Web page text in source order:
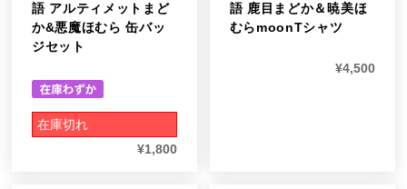
語 アルティメットまど
か&悪魔ほむら 缶バッ
ジセット
在庫切れ
¥1,800
語 鹿目まどか＆暁美ほ
むらmoonTシャツ
¥4,500